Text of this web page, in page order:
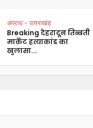
अपराध • उत्तराखंड
Breaking देहरादून तिब्बती
मार्केट हत्याकांड का
खुलासा...